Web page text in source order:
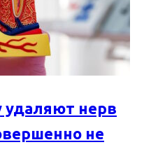
удаляют нерв
не